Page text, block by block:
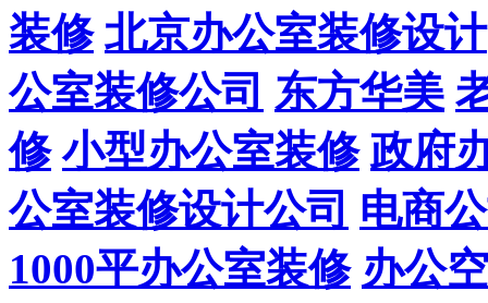
装修 北京办公室装修设计
公室装修公司 东方华美
修 小型办公室装修 政府
公室装修设计公司 电商
1000平办公室装修 办公